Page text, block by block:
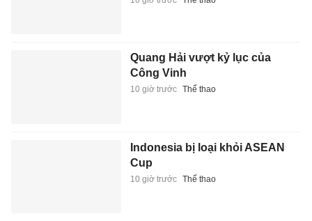
Quang Hải vượt kỷ lục của
Công Vinh
10 giờ trước Thể thao
Indonesia bị loại khỏi ASEAN
Cup
10 giờ trước Thể thao